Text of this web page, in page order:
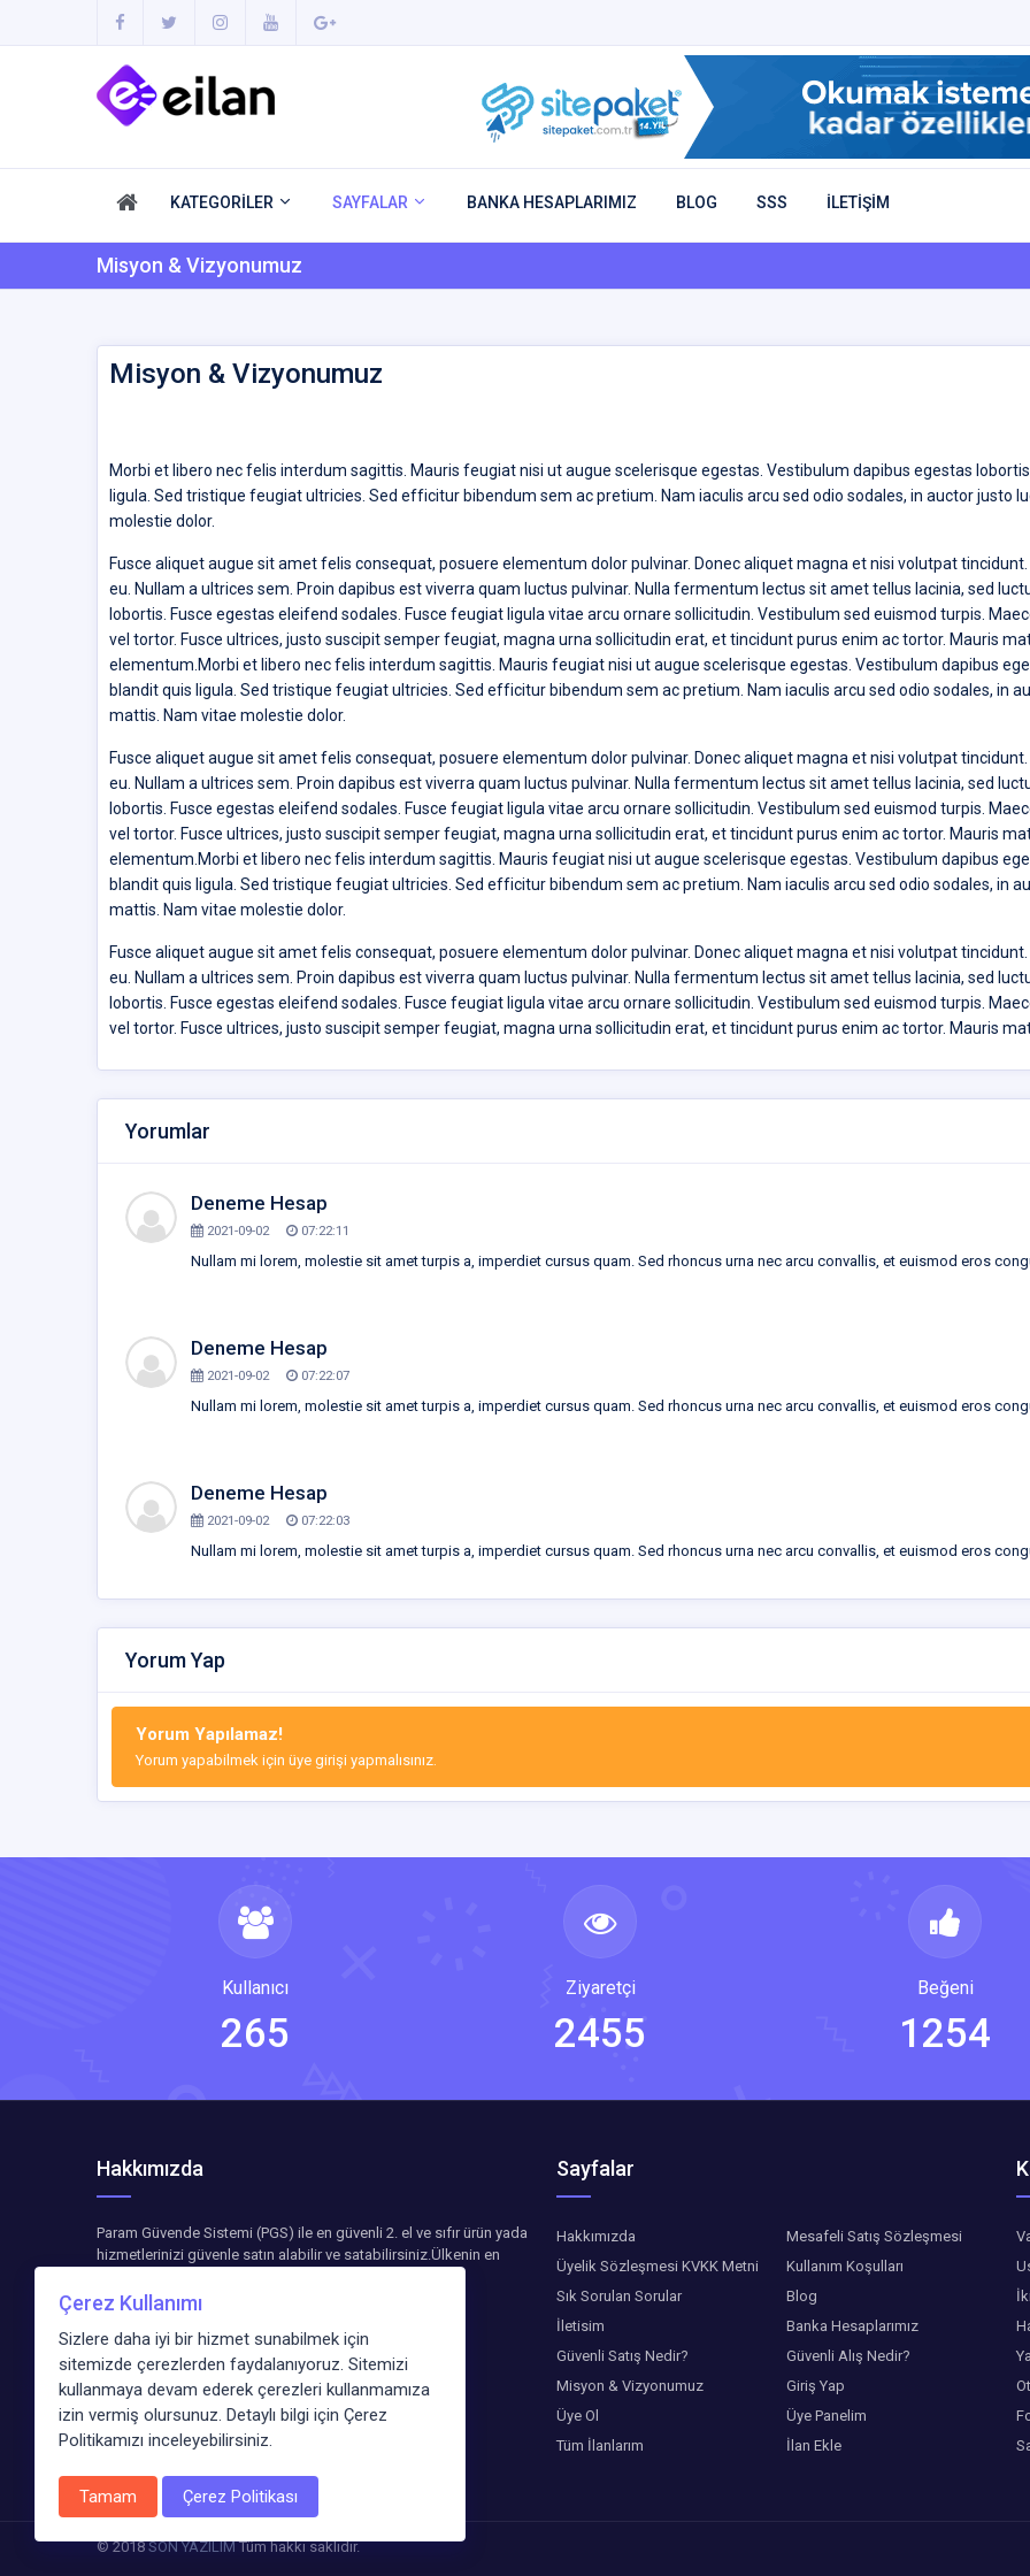
KATEGORİLER SAYFALAR BANKA HESAPLARIMIZ BLOG SSS İLETİŞİM
Misyon & Vizyonumuz
Misyon & Vizyonumuz
Morbi et libero nec felis interdum sagittis. Mauris feugiat nisi ut augue scelerisque egestas. Vestibulum dapibus egestas
ligula. Sed tristique feugiat ultricies. Sed efficitur bibendum sem ac pretium. Nam iaculis arcu sed odio sodales, in auctor justo
molestie dolor.
Fusce aliquet augue sit amet felis consequat, posuere elementum dolor pulvinar. Donec aliquet magna et nisi volutpat
eu. Nullam a ultrices sem. Proin dapibus est viverra quam luctus pulvinar. Nulla fermentum lectus sit amet tellus lacinia, sed
lobortis. Fusce egestas eleifend sodales. Fusce feugiat ligula vitae arcu ornare sollicitudin. Vestibulum sed euismod turpis.
vel tortor. Fusce ultrices, justo suscipit semper feugiat, magna urna sollicitudin erat, et tincidunt purus enim ac tortor. Mauris
elementum.Morbi et libero nec felis interdum sagittis. Mauris feugiat nisi ut augue scelerisque egestas. Vestibulum dapibus
blandit quis ligula. Sed tristique feugiat ultricies. Sed efficitur bibendum sem ac pretium. Nam iaculis arcu sed odio sodales, in
mattis. Nam vitae molestie dolor.
Fusce aliquet augue sit amet felis consequat, posuere elementum dolor pulvinar. Donec aliquet magna et nisi volutpat
eu. Nullam a ultrices sem. Proin dapibus est viverra quam luctus pulvinar. Nulla fermentum lectus sit amet tellus lacinia, sed
lobortis. Fusce egestas eleifend sodales. Fusce feugiat ligula vitae arcu ornare sollicitudin. Vestibulum sed euismod turpis.
vel tortor. Fusce ultrices, justo suscipit semper feugiat, magna urna sollicitudin erat, et tincidunt purus enim ac tortor. Mauris
elementum.Morbi et libero nec felis interdum sagittis. Mauris feugiat nisi ut augue scelerisque egestas. Vestibulum dapibus
blandit quis ligula. Sed tristique feugiat ultricies. Sed efficitur bibendum sem ac pretium. Nam iaculis arcu sed odio sodales, in
mattis. Nam vitae molestie dolor.
Fusce aliquet augue sit amet felis consequat, posuere elementum dolor pulvinar. Donec aliquet magna et nisi volutpat
eu. Nullam a ultrices sem. Proin dapibus est viverra quam luctus pulvinar. Nulla fermentum lectus sit amet tellus lacinia, sed
lobortis. Fusce egestas eleifend sodales. Fusce feugiat ligula vitae arcu ornare sollicitudin. Vestibulum sed euismod turpis.
vel tortor. Fusce ultrices, justo suscipit semper feugiat, magna urna sollicitudin erat, et tincidunt purus enim ac tortor. Mauris
Yorumlar
Deneme Hesap
2021-09-02 07:22:11
Nullam mi lorem, molestie sit amet turpis a, imperdiet cursus quam. Sed rhoncus urna nec arcu convallis, et euismod eros
Deneme Hesap
2021-09-02 07:22:07
Nullam mi lorem, molestie sit amet turpis a, imperdiet cursus quam. Sed rhoncus urna nec arcu convallis, et euismod eros
Deneme Hesap
2021-09-02 07:22:03
Nullam mi lorem, molestie sit amet turpis a, imperdiet cursus quam. Sed rhoncus urna nec arcu convallis, et euismod eros
Yorum Yap
Yorum Yapılamaz!
Yorum yapabilmek için üye girişi yapmalısınız.
Kullanıcı
265
Ziyaretçi
2455
Beğeni
1254
Hakkımızda
Param Güvende Sistemi (PGS) ile en güvenli 2. el ve sıfır ürün yada
hizmetlerinizi güvenle satın alabilir ve satabilirsiniz.Ülkenin en
Uygulamayi İndir
Sayfalar
Hakkımızda
Mesafeli Satış Sözleşmesi
Üyelik Sözleşmesi KVKK Metni
Kullanım Koşulları
Sık Sorulan Sorular
Blog
İletisim
Banka Hesaplarımız
Güvenli Satış Nedir?
Güvenli Alış Nedir?
Misyon & Vizyonumuz
Giriş Yap
Üye Ol
Üye Panelim
Tüm İlanlarım
İlan Ekle
© 2018SON YAZILIMTüm hakkı saklıdır.
Çerez Kullanımı
Sizlere daha iyi bir hizmet sunabilmek için
sitemizde çerezlerden faydalanıyoruz. Sitemizi
kullanmaya devam ederek çerezleri kullanmamıza
izin vermiş olursunuz. Detaylı bilgi için Çerez
Politikamızı inceleyebilirsiniz.
Tamam Çerez Politikası